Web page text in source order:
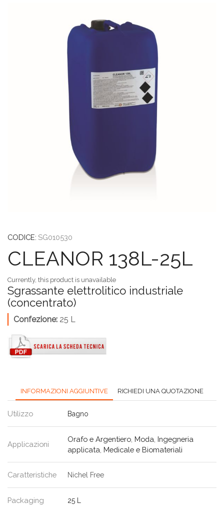
CODICE: SG010530
CLEANOR 138L-25L
Currently, this product is unavailable
Sgrassante elettrolitico industriale
(concentrato)
Confezione: 25 L
INFORMAZIONI AGGIUNTIVE RICHIEDI UNA QUOTAZIONE
Utilizzo Bagno
Applicazioni
Orafo e Argentiero, Moda Ingegneria
applicata Medicale e Biomateriali
Caratteristiche Nichel Free
Packaging 25 L